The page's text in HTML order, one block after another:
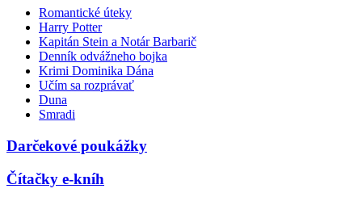
Romantické úteky
Harry Potter
Kapitán Stein a Notár Barbarič
Denník odvážneho bojka
Krimi Dominika Dána
Učím sa rozprávať
Duna
Smradi
Darčekové poukážky
Čítačky e-kníh